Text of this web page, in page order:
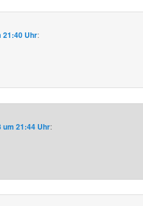
21:40 Uhr:
um 21:44 Uhr: